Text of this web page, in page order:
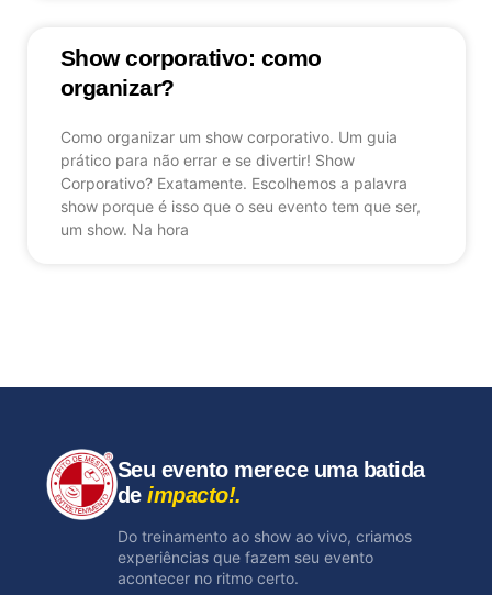
Show corporativo: como
organizar?
Como organizar um show corporativo. Um guia
prático para não errar e se divertir! Show
Corporativo? Exatamente. Escolhemos a palavra
show porque é isso que o seu evento tem que ser,
um show. Na hora
Seu evento merece uma batida
deimpacto!.
Do treinamento ao show ao vivo, criamos
experiências que fazem seu evento
acontecer no ritmo certo.